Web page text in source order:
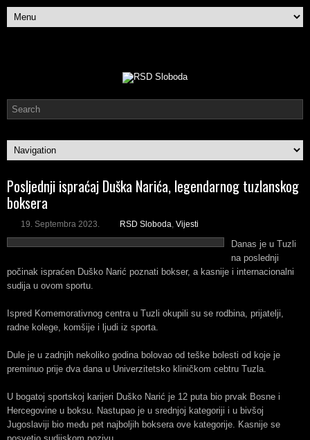
Posljednji ispraćaj Duška Narića, legendarnog tuzlanskog
boksera
19. Septembra 2023. RSD Sloboda, Vijesti
Danas je u Tuzli
na poslednji
počinak ispraćen Duško Narić poznati bokser, a kasnije i internacionalni
sudija u ovom sportu.
Ispred Komemorativnog centra u Tuzli okupili su se rodbina, prijatelji,
radne kolege, komšije i ljudi iz sporta.
Dule je u zadnjih nekoliko godina bolovao od teške bolesti od koje je
preminuo prije dva dana u Univerzitetsko kliničkom cebtru Tuzla.
U bogatoj sportskoj karijeri Duško Narić je 12 puta bio prvak Bosne i
Hercegovine u boksu. Nastupao je u srednjoj kategoriji i u bivšoj
Jugoslaviji bio među pet najboljih boksera ove kategorije. Kasnije se